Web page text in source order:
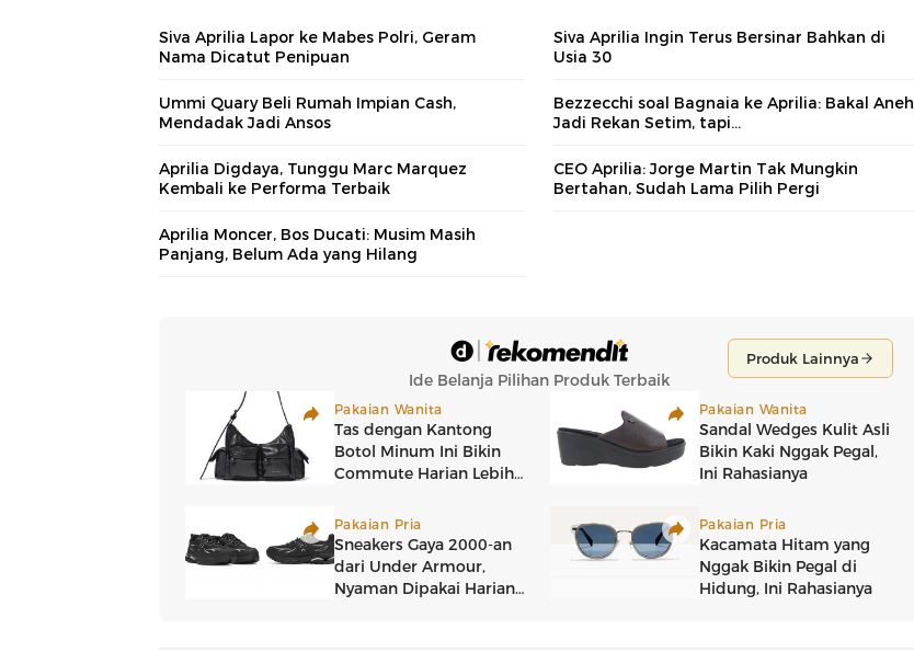
Siva Aprilia Lapor ke Mabes Polri, Geram
Nama Dicatut Penipuan
Siva Aprilia Ingin Terus Bersinar Bahkan di
Usia 30
Ummi Quary Beli Rumah Impian Cash,
Mendadak Jadi Ansos
Bezzecchi soal Bagnaia ke Aprilia: Bakal Aneh
Jadi Rekan Setim, tapi...
Aprilia Digdaya, Tunggu Marc Marquez
Kembali ke Performa Terbaik
CEO Aprilia: Jorge Martin Tak Mungkin
Bertahan, Sudah Lama Pilih Pergi
Aprilia Moncer, Bos Ducati: Musim Masih
Panjang, Belum Ada yang Hilang